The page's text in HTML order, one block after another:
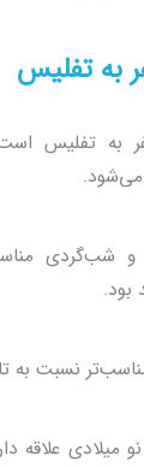
به تفلیس
به تفلیس
می‌شود.
و شب‌گردی
بود.
نسبت به
علاقه